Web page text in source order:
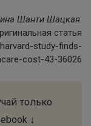
Шанти Шацкая
статья
study-finds-
cost-43-36026
только
↓